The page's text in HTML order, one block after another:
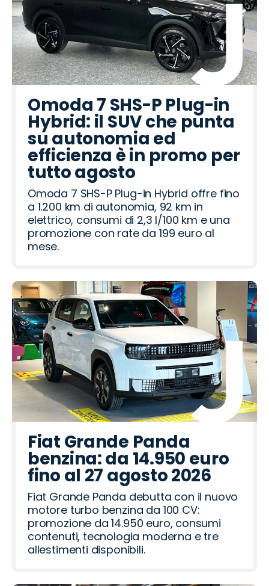
Omoda 7 SHS-P Plug-in
Hybrid: il SUV che punta
su autonomia ed
efficienza è in promo per
tutto agosto
Omoda 7 SHS-P Plug-in Hybrid offre fino
a 1.200 km di autonomia, 92 km in
elettrico, consumi di 2,3 l/100 km e una
promozione con rate da 199 euro al
mese.
Fiat Grande Panda
benzina: da 14.950 euro
fino al 27 agosto 2026
Fiat Grande Panda debutta con il nuovo
motore turbo benzina da 100 CV:
promozione da 14.950 euro, consumi
contenuti, tecnologia moderna e tre
allestimenti disponibili.